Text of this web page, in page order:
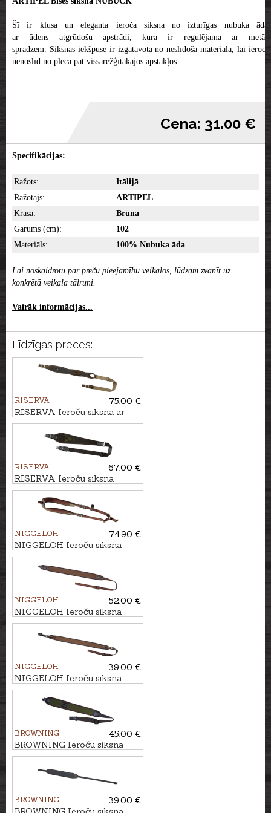
Šī ir klusa un eleganta ieroča siksna no izturīgas nubuka ādas
ar ūdens atgrūdošu apstrādi, kura ir regulējama ar metāla
sprādzēm. Siksnas iekšpuse ir izgatavota no neslīdoša materiāla, lai ierocis
nenoslīd no pleca pat vissarežģītākajos apstākļos.
Cena: 31.00 €
Specifikācijas:
Ražots:
Itālijā
Ražotājs:
ARTIPEL
Krāsa:
Brūna
Garums (cm):
102
Materiāls:
100% Nubuka āda
Lai noskaidrotu par preču pieejamību veikalos, lūdzam zvanīt uz
konkrētā veikala tālruni.
Vairāk informācijas...
Līdzīgas preces:
RISERVA
75.00 €
RISERVA Ieroču siksna ar
nodalījumu munīcijai
RISERVA
67.00 €
RISERVA Ieroču siksna
BRIEDIS
NIGGELOH
74.90 €
NIGGELOH Ieroču siksna
TITAN II CORDURA
NIGGELOH
52.00 €
NIGGELOH Ieroču siksna
UNIVERSAL QR
NIGGELOH
39.00 €
NIGGELOH Ieroču siksna
UNIVERSAL
BROWNING
45.00 €
BROWNING Ieroču siksna
STALKER
BROWNING
39.00 €